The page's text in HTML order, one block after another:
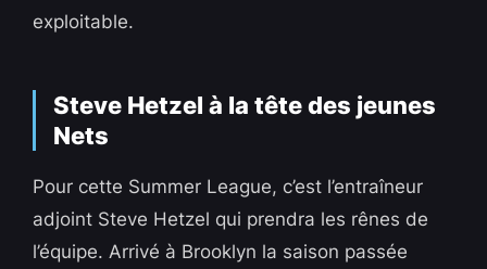
exploitable.
Steve Hetzel à la tête des jeunes
Nets
Pour cette Summer League, c’est l’entraîneur
adjoint Steve Hetzel qui prendra les rênes de
l’équipe. Arrivé à Brooklyn la saison passée